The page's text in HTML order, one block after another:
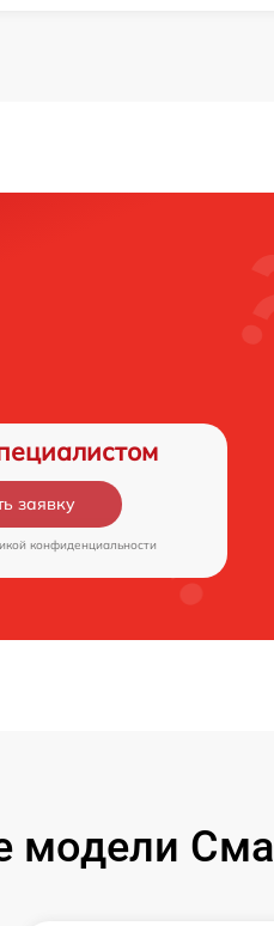
заявку
конфиденциальности
модели